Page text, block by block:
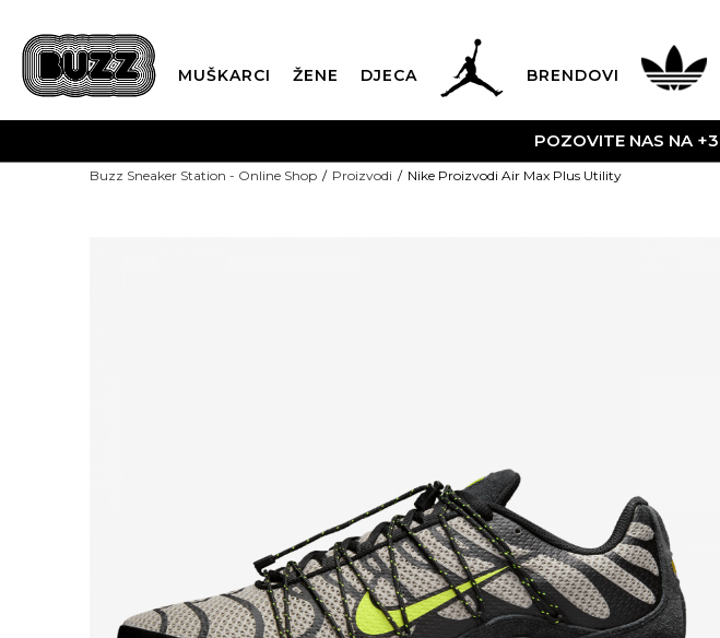
MUŠKARCI ŽENE DJECA BRENDOVI
POZOVITE NAS NA
Buzz Sneaker Station - Online Shop Proizvodi Nike Proizvodi Air Max Plus Utility